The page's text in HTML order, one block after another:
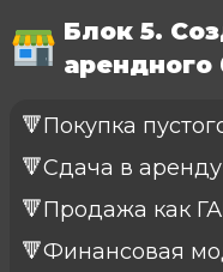
Блок 5.
арендного
🔻Покупка
🔻Сдача в аренду
🔻Продажа как
🔻Финансовая